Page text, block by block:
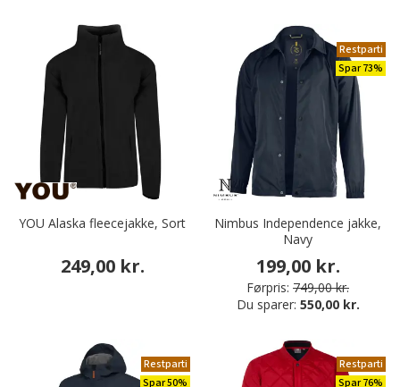
YOU Alaska fleecejakke, Sort
249,00 kr.
Restparti
Spar 73%
Nimbus Independence jakke,
Navy
199,00 kr.
Førpris: 749,00 kr.
Du sparer: 550,00 kr.
Restparti
Spar 50%
Restparti
Spar 76%